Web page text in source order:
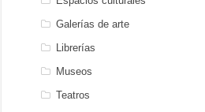
Galerías de arte
Librerías
Museos
Teatros